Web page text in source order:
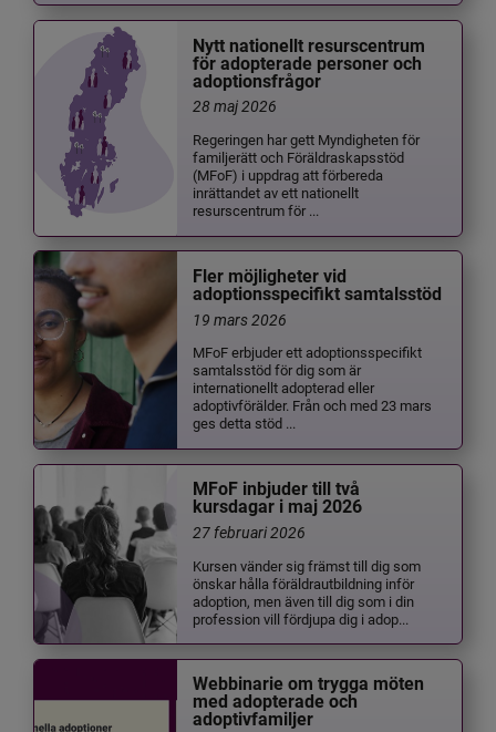
Nytt nationellt resurscentrum
för adopterade personer och
adoptionsfrågor
28 maj 2026
Regeringen har gett Myndigheten för
familjerätt och Föräldraskapsstöd
(MFoF) i uppdrag att förbereda
inrättandet av ett nationellt
resurscentrum för ...
Fler möjligheter vid
adoptionsspecifikt samtalsstöd
19 mars 2026
MFoF erbjuder ett adoptionsspecifikt
samtalsstöd för dig som är
internationellt adopterad eller
adoptivförälder. Från och med 23 mars
ges detta stöd ...
MFoF inbjuder till två
kursdagar i maj 2026
27 februari 2026
Kursen vänder sig främst till dig som
önskar hålla föräldrautbildning inför
adoption, men även till dig som i din
profession vill fördjupa dig i adop...
Webbinarie om trygga möten
med adopterade och
adoptivfamiljer